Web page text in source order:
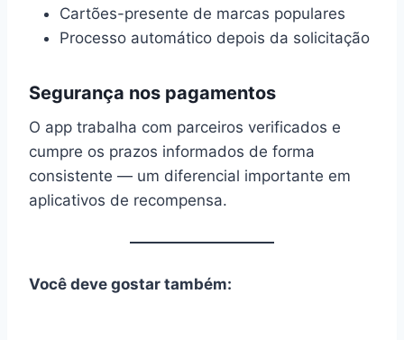
Cartões-presente de marcas populares
Processo automático depois da solicitação
Segurança nos pagamentos
O app trabalha com parceiros verificados e
cumpre os prazos informados de forma
consistente — um diferencial importante em
aplicativos de recompensa.
Você deve gostar também: